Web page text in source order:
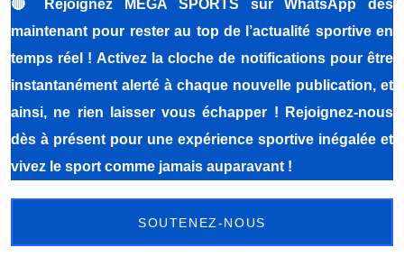
🔴
Rejoignez MEGA SPORTS sur WhatsApp dès
maintenant pour rester au top de l’actualité sportive en
temps réel ! Activez la cloche de notifications pour être
instantanément alerté à chaque nouvelle publication, et
ainsi, ne rien laisser vous échapper ! Rejoignez-nous
dès à présent pour une expérience sportive inégalée et
vivez le sport comme jamais auparavant !
SOUTENEZ-NOUS